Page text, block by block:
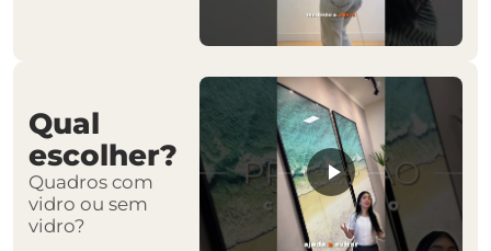
Qual
escolher?
Quadros com
vidro ou sem
vidro?